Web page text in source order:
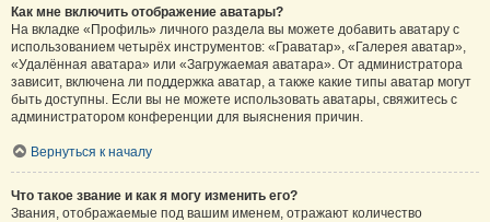
Как мне включить отображение аватары?
На вкладке «Профиль» личного раздела вы можете добавить аватару с
использованием четырёх инструментов: «Граватар», «Галерея аватар»,
«Удалённая аватара» или «Загружаемая аватара». От администратора
зависит, включена ли поддержка аватар, а также какие типы аватар могут
быть доступны. Если вы не можете использовать аватары, свяжитесь с
администратором конференции для выяснения причин.
Вернуться к началу
Что такое звание и как я могу изменить его?
Звания, отображаемые под вашим именем, отражают количество